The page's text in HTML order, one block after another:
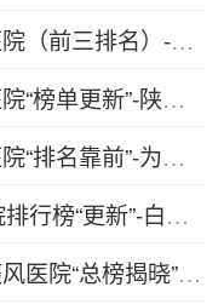
今日看点：西安正规白癜风医院（前三排名）-白癜风患者应该怎么正确饮食
全新口碑！陕西专治白癜风医院“榜单更新”-陕西看白癜风医院“本月排行榜”
看病指南：西安治疗白癜风医院“排名靠前”-为何不主张白癜风患者喝酒
10月公布：西安看白癜风医院排行榜“更新”-白斑的前期症状是什么
官方公示：西安专业治疗白癜风医院“总榜揭晓”-西安看白癜风医院“综合推荐”